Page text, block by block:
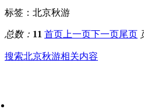
标签： 北京秋游
总数： 11 首页 上一页下一页尾页
搜索北京秋游相关内容